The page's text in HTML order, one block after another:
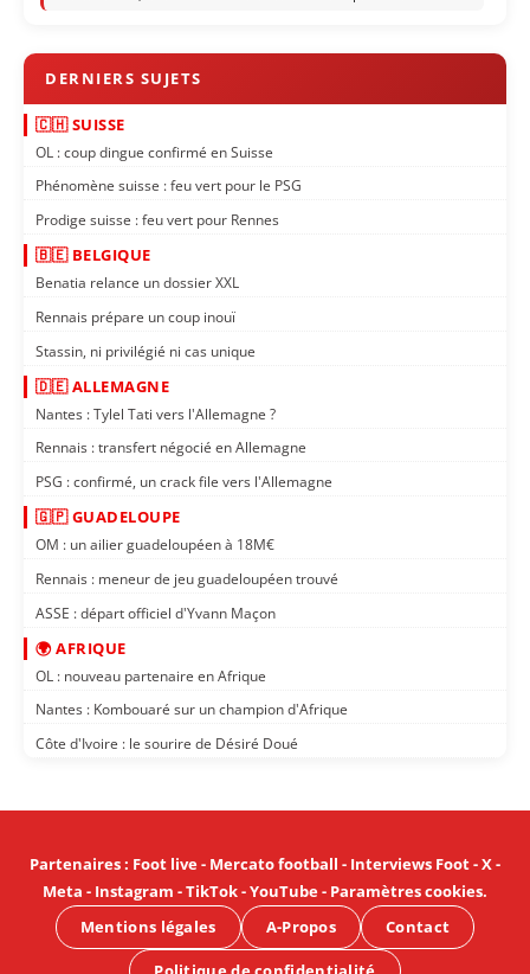
🇨🇭 SUISSE
OL : coup dingue confirmé en Suisse
Phénomène suisse : feu vert pour le PSG
Prodige suisse : feu vert pour Rennes
🇧🇪 BELGIQUE
Benatia relance un dossier XXL
Rennais prépare un coup inouï
Stassin, ni privilégié ni cas unique
🇩🇪 ALLEMAGNE
Nantes : Tylel Tati vers l'Allemagne ?
Rennais : transfert négocié en Allemagne
PSG : confirmé, un crack file vers l'Allemagne
🇬🇵 GUADELOUPE
OM : un ailier guadeloupéen à 18M€
Rennais : meneur de jeu guadeloupéen trouvé
ASSE : départ officiel d'Yvann Maçon
🌍 AFRIQUE
OL : nouveau partenaire en Afrique
Nantes : Kombouaré sur un champion d'Afrique
Côte d'Ivoire : le sourire de Désiré Doué
Partenaires: Foot live- Mercato football - Interviews Foot-X-
Meta - Instagram -TikTok-YouTube- Paramètres cookies.
Mentions légales
A-Propos Contact